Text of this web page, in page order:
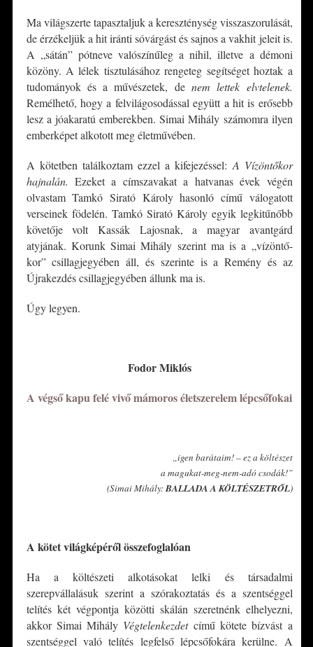
Ma világszerte tapasztaljuk a kereszténység visszaszorulását,
de érzékeljük a hit iránti sóvárgást és sajnos a vakhit jeleit is.
A „sátán” pótneve valószínűleg a nihil, illetve a démoni
közöny. A lélek tisztulásához rengeteg segítséget hoztak a
tudományok és a művészetek, denem lettek elvtelenek.
Remélhető, hogy a felvilágosodással együtt a hit is erősebb
lesz a jóakaratú emberekben. Simai Mihály számomra ilyen
emberképet alkotott meg életművében.
A kötetben találkoztam ezzel a kifejezéssel: A Vízöntőkor
hajnalán. Ezeket a címszavakat a hatvanas évek végén
olvastam Tamkó Sirató Károly hasonló című válogatott
verseinek födelén. Tamkó Sirató Károly egyik legkitűnőbb
követője volt Kassák Lajosnak, a magyar avantgárd
atyjának. Korunk Simai Mihály szerint ma is a „vízöntő-
kor” csillagjegyében áll, és szerinte is a Remény és az
Újrakezdés csillagjegyében állunk ma is.
Úgy legyen.
Fodor Miklós
A végső kapu felé vivő mámoros életszerelem lépcsőfokai
„igen barátaim! – ez a költészet
a magukat-meg-nem-adó csodák!”
(Simai Mihály:BALLADA A KÖLTÉSZETRŐL)
A kötet világképéről összefoglalóan
Ha a költészeti alkotásokat lelki és társadalmi
szerepvállalásuk szerint a szórakoztatás és a szentséggel
telítés két végpontja közötti skálán szeretnénk elhelyezni,
akkor Simai Mihály Végtelenkezdetcímű kötete bízvást a
szentséggel való telítés legfelső lépcsőfokára kerülne. A